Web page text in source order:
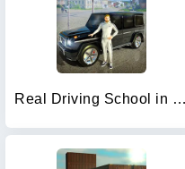
Real Driving School in City